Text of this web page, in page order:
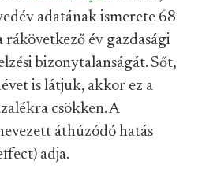
adatának ismerete 68
rákövetkező év gazdasági
bizonytalanságát. Sőt,
is látjuk, akkor ez a
csökken. A
áthúzódó hatás
adja.